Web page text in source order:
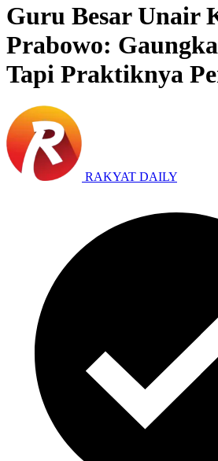
Guru Besar Unair
Prabowo:
Tapi Praktiknya
RAKYAT DAILY